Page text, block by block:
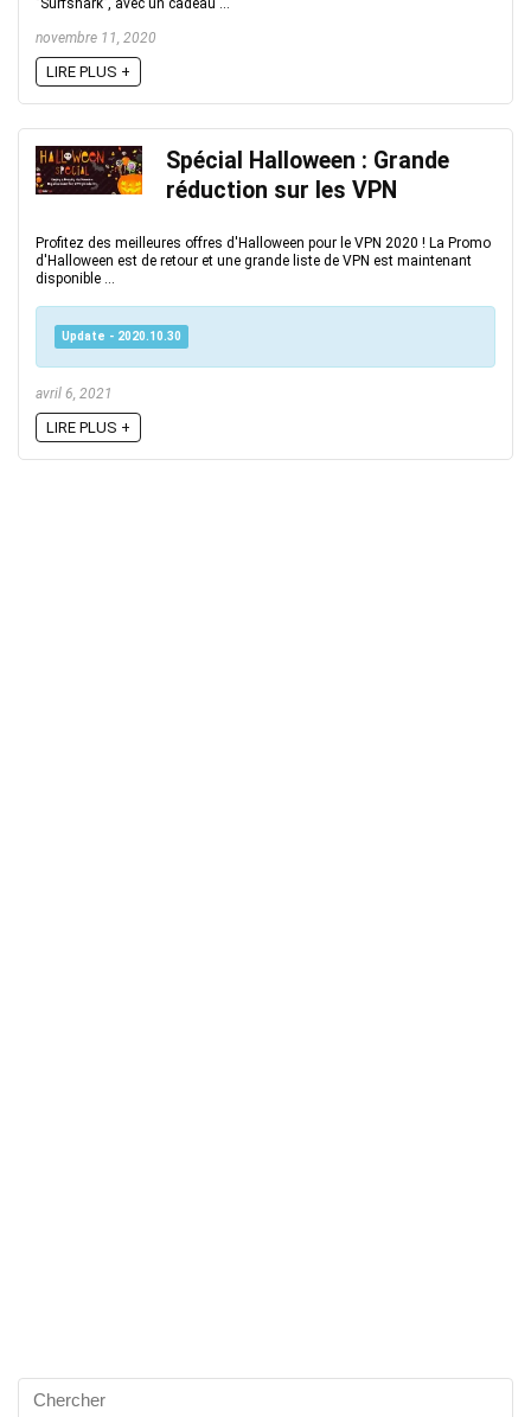
"Surfshark", avec un cadeau ...
novembre 11, 2020
LIRE PLUS +
Spécial Halloween : Grande
réduction sur les VPN
Profitez des meilleures offres d'Halloween pour le VPN 2020 ! La Promo
d'Halloween est de retour et une grande liste de VPN est maintenant
disponible ...
Update - 2020.10.30
avril 6, 2021
LIRE PLUS +